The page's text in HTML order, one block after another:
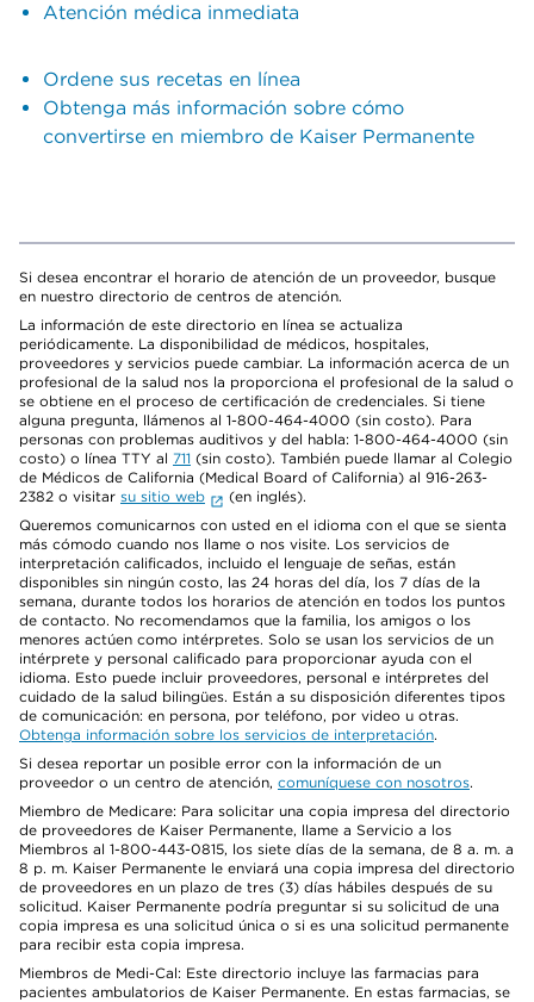
Atención médica inmediata
Ordene sus recetas en línea
Obtenga más información sobre cómo
convertirse en miembro de Kaiser Permanente
Si desea encontrar el horario de atención de un proveedor, busque
en nuestro directorio de centros de atención.
La información de este directorio en línea se actualiza
periódicamente. La disponibilidad de médicos, hospitales,
proveedores y servicios puede cambiar. La información acerca de un
profesional de la salud nos la proporciona el profesional de la salud o
se obtiene en el proceso de certificación de credenciales. Si tiene
alguna pregunta, llámenos al 1-800-464-4000 (sin costo). Para
personas con problemas auditivos y del habla: 1-800-464-4000 (sin
costo) o línea TTY al 711 (sin costo). También puede llamar al Colegio
de Médicos de California (Medical Board of California) al 916-263-
2382 o visitar su sitio web
(en inglés).
Queremos comunicarnos con usted en el idioma con el que se sienta
más cómodo cuando nos llame o nos visite. Los servicios de
interpretación calificados, incluido el lenguaje de señas, están
disponibles sin ningún costo, las 24 horas del día, los 7 días de la
semana, durante todos los horarios de atención en todos los puntos
de contacto. No recomendamos que la familia, los amigos o los
menores actúen como intérpretes. Solo se usan los servicios de un
intérprete y personal calificado para proporcionar ayuda con el
idioma. Esto puede incluir proveedores, personal e intérpretes del
cuidado de la salud bilingües. Están a su disposición diferentes tipos
de comunicación: en persona, por teléfono, por video u otras.
Obtenga información sobre los servicios de interpretación.
Si desea reportar un posible error con la información de un
proveedor o un centro de atención, comuníquese con nosotros.
Miembro de Medicare: Para solicitar una copia impresa del directorio
de proveedores de Kaiser Permanente, llame a Servicio a los
Miembros al 1-800-443-0815, los siete días de la semana, de 8 a. m. a
8 p. m. Kaiser Permanente le enviará una copia impresa del directorio
de proveedores en un plazo de tres (3) días hábiles después de su
solicitud. Kaiser Permanente podría preguntar si su solicitud de una
copia impresa es una solicitud única o si es una solicitud permanente
para recibir esta copia impresa.
Miembros de Medi-Cal: Este directorio incluye las farmacias para
pacientes ambulatorios de Kaiser Permanente. En estas farmacias, se